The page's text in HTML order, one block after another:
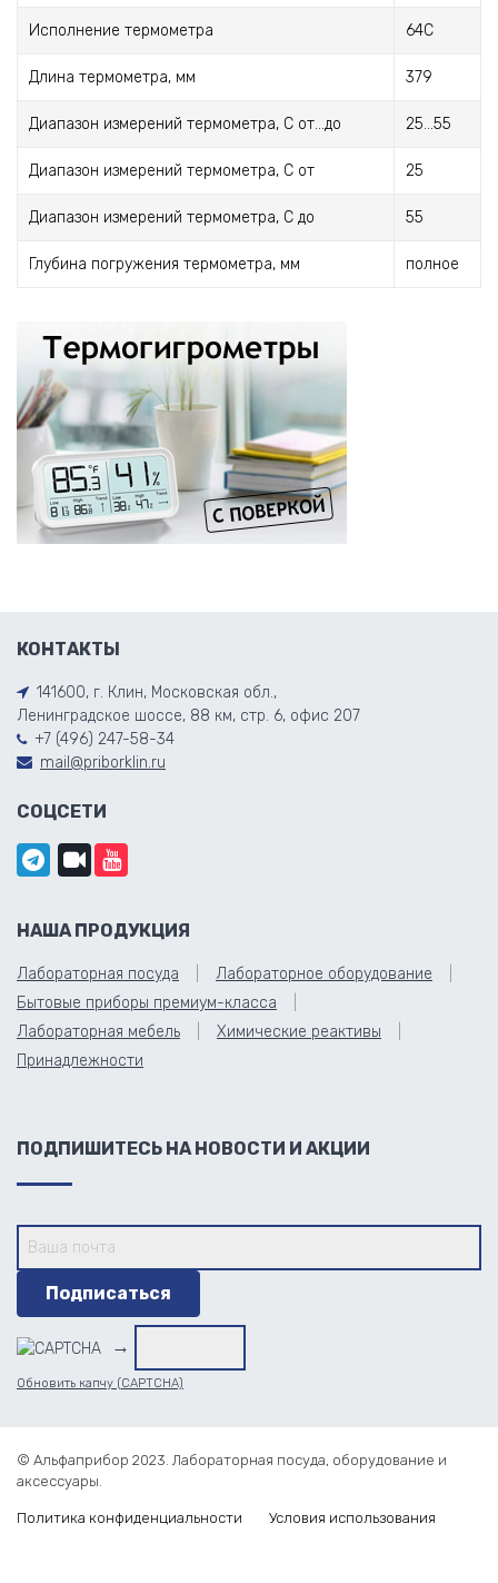
Исполнение термометра 64C
Длина термометра, мм 379
Диапазон измерений термометра, С от...до 25...55
Диапазон измерений термометра, С от 25
Диапазон измерений термометра, С до 55
Глубина погружения термометра, мм полное
КОНТАКТЫ
141600, г. Клин, Московская обл.,
Ленинградское шоссе, 88 км, стр. 6, офис 207
+7 (496) 247-58-34
mail@priborklin.ru
СОЦСЕТИ
НАША ПРОДУКЦИЯ
Лабораторная посуда
Лабораторное оборудование
Бытовые приборы премиум-класса
Лабораторная мебель
Химические реактивы
Принадлежности
ПОДПИШИТЕСЬ НА НОВОСТИ И АКЦИИ
→
Обновить капчу (CAPTCHA)
© Альфаприбор 2023. Лабораторная посуда, оборудование и
аксессуары.
Политика конфиденциальности Условия использования